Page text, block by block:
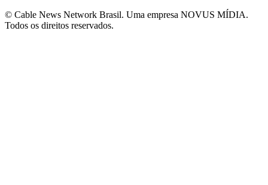
© Cable News Network Brasil. Uma empresa NOVUS MÍDIA.
Todos os direitos reservados.